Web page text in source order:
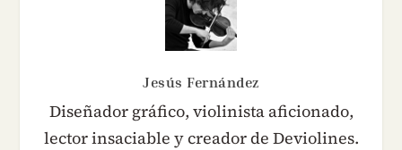
Jesús Fernández
Diseñador gráfico, violinista aficionado,
lector insaciable y creador de Deviolines.